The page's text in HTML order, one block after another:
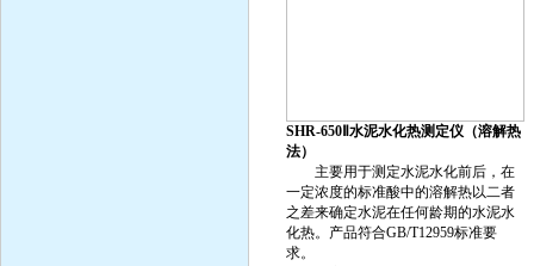
SHR-650Ⅱ水泥水化热测定仪（溶解热
法）
主要用于测定水泥水化前后，在
一定浓度的标准酸中的溶解热以二者
之差来确定水泥在任何龄期的水泥水
化热。产品符合GB/T12959标准要
求。